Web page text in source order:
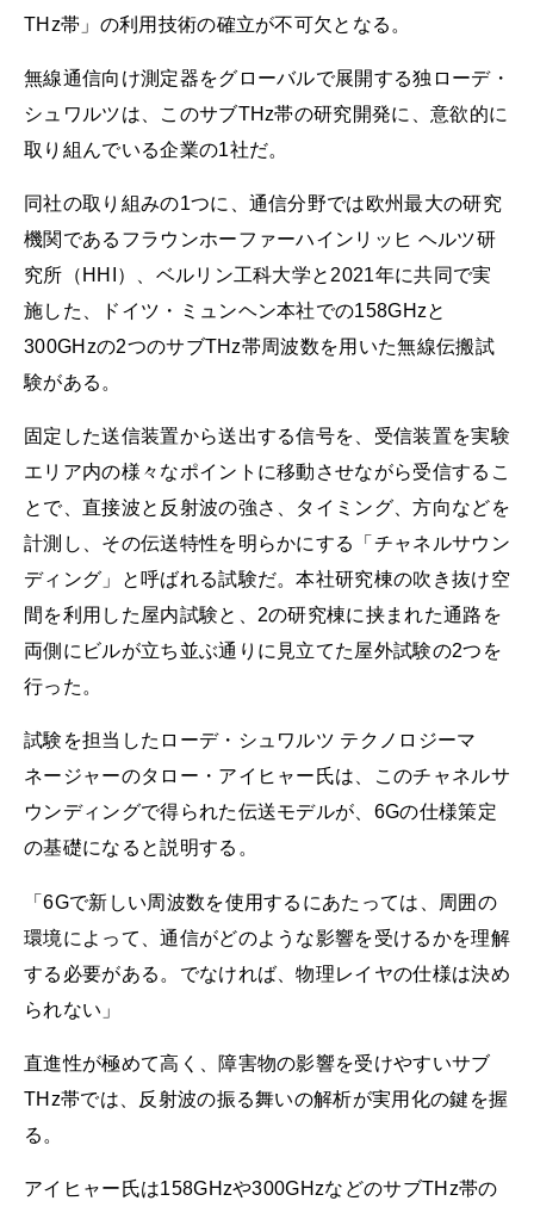
THz帯」の利用技術の確立が不可欠となる。
無線通信向け測定器をグローバルで展開する独ローデ・
シュワルツは、このサブTHz帯の研究開発に、意欲的に
取り組んでいる企業の1社だ。
同社の取り組みの1つに、通信分野では欧州最大の研究
機関であるフラウンホーファーハインリッヒ ヘルツ研
究所（HHI）、ベルリン工科大学と2021年に共同で実
施した、ドイツ・ミュンヘン本社での158GHzと
300GHzの2つのサブTHz帯周波数を用いた無線伝搬試
験がある。
固定した送信装置から送出する信号を、受信装置を実験
エリア内の様々なポイントに移動させながら受信するこ
とで、直接波と反射波の強さ、タイミング、方向などを
計測し、その伝送特性を明らかにする「チャネルサウン
ディング」と呼ばれる試験だ。本社研究棟の吹き抜け空
間を利用した屋内試験と、2の研究棟に挟まれた通路を
両側にビルが立ち並ぶ通りに見立てた屋外試験の2つを
行った。
試験を担当したローデ・シュワルツ テクノロジーマ
ネージャーのタロー・アイヒャー氏は、このチャネルサ
ウンディングで得られた伝送モデルが、6Gの仕様策定
の基礎になると説明する。
「6Gで新しい周波数を使用するにあたっては、周囲の
環境によって、通信がどのような影響を受けるかを理解
する必要がある。でなければ、物理レイヤの仕様は決め
られない」
直進性が極めて高く、障害物の影響を受けやすいサブ
THz帯では、反射波の振る舞いの解析が実用化の鍵を握
る。
アイヒャー氏は158GHzや300GHzなどのサブTHz帯の